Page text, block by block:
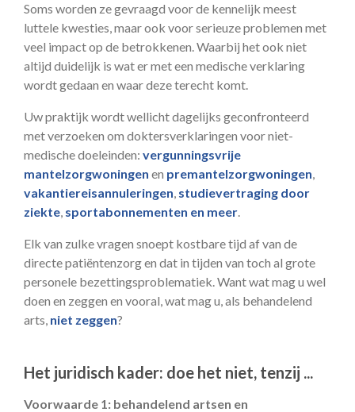
Soms worden ze gevraagd voor de kennelijk meest
luttele kwesties, maar ook voor serieuze problemen met
veel impact op de betrokkenen. Waarbij het ook niet
altijd duidelijk is wat er met een medische verklaring
wordt gedaan en waar deze terecht komt.
Uw praktijk wordt wellicht dagelijks geconfronteerd
met verzoeken om doktersverklaringen voor niet-
medische doeleinden: vergunningsvrije
mantelzorgwoningen en premantelzorgwoningen,
vakantiereisannuleringen, studievertraging door
ziekte, sportabonnementen en meer.
Elk van zulke vragen snoept kostbare tijd af van de
directe patiëntenzorg en dat in tijden van toch al grote
personele bezettingsproblematiek. Want wat mag u wel
doen en zeggen en vooral, wat mag u, als behandelend
arts, niet zeggen?
Het juridisch kader: doe het niet, tenzij ...
Voorwaarde 1: behandelend artsen en